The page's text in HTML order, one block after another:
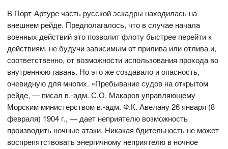
В Порт-Артуре часть русской эскадры находилась на
внешнем рейде. Предполагалось, что в случае начала
военных действий это позволит флоту быстрее перейти к
действиям, не будучи зависимым от прилива или отлива и,
соответственно, от возможности использования прохода во
внутреннюю гавань. Но это же создавало и опасность,
очевидную для многих. «Пребывание судов на открытом
рейде, — писал в.-адм. С.О. Макаров управляющему
Морским министерством в.-адм. Ф.К. Авелану 26 января (8
февраля) 1904 г., — дает неприятелю возможность
производить ночные атаки. Никакая бдительность не может
воспрепятствовать энергичному неприятелю в ночное